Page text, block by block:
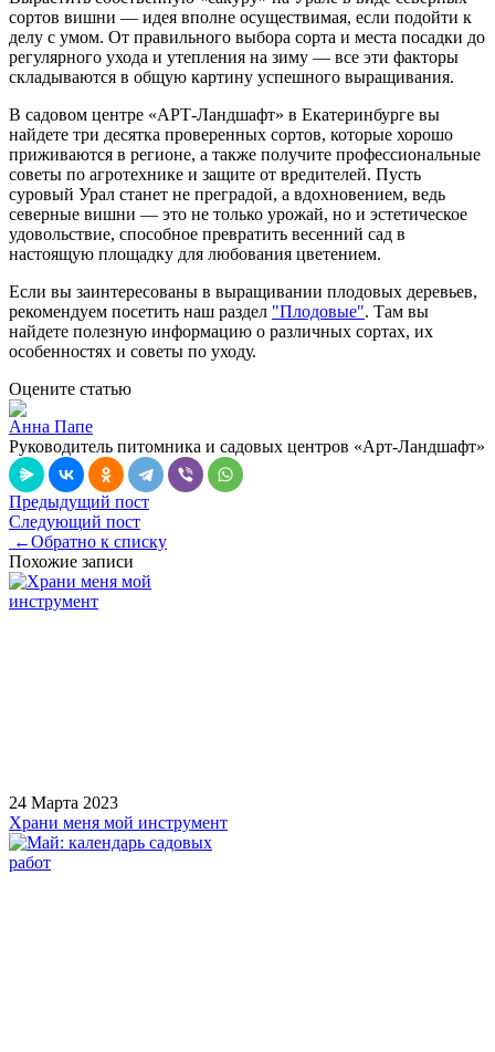
сортов вишни — идея вполне осуществимая, если подойти к
делу с умом. От правильного выбора сорта и места посадки до
регулярного ухода и утепления на зиму — все эти факторы
складываются в общую картину успешного выращивания.
В садовом центре «АРТ-Ландшафт» в Екатеринбурге вы
найдете три десятка проверенных сортов, которые хорошо
приживаются в регионе, а также получите профессиональные
советы по агротехнике и защите от вредителей. Пусть
суровый Урал станет не преградой, а вдохновением, ведь
северные вишни — это не только урожай, но и эстетическое
удовольствие, способное превратить весенний сад в
настоящую площадку для любования цветением.
Если вы заинтересованы в выращивании плодовых деревьев,
рекомендуем посетить наш раздел "Плодовые". Там вы
найдете полезную информацию о различных сортах, их
особенностях и советы по уходу.
Оцените статью
Анна Папе
Руководитель питомника и садовых центров «Арт-Ландшафт»
Предыдущий пост
Следующий пост
←Обратно к списку
Похожие записи
24 Марта 2023
Храни меня мой инструмент